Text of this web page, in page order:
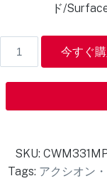
ド/
今すぐ購
SKU:
Tags: アクシオン